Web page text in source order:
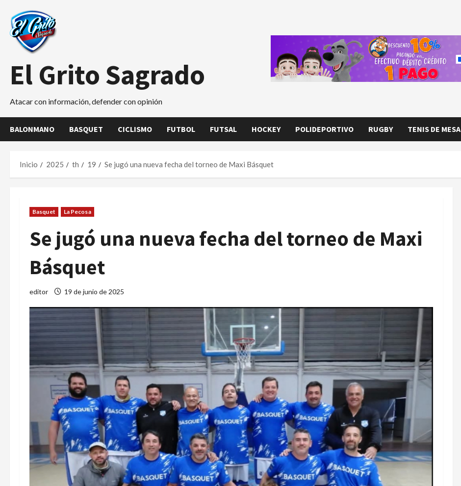
contenido
El Grito Sagrado
Atacar con información, defender con opinión
BALONMANO BASQUET CICLISMO FUTBOL FUTSAL HOCKEY POLIDEPORTIVO RUGBY TENIS DE MESA
Inicio 2025 th 19 Se jugó una nueva fecha del torneo de Maxi Básquet
Basquet La Pecosa
Se jugó una nueva fecha del torneo de Maxi
Básquet
editor 19 de junio de 2025